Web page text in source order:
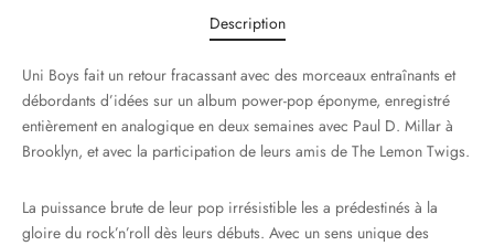
Description
Uni Boys fait un retour fracassant avec des morceaux entraînants et
débordants d’idées sur un album power-pop éponyme, enregistré
entièrement en analogique en deux semaines avec Paul D. Millar à
Brooklyn, et avec la participation de leurs amis de The Lemon Twigs.
La puissance brute de leur pop irrésistible les a prédestinés à la
gloire du rock’n’roll dès leurs débuts. Avec un sens unique des